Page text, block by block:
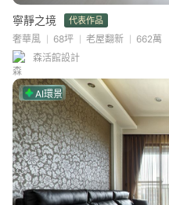
寧靜之境 代表作品
奢華風 68坪 老屋翻新
662萬
森活館設計
AI環景